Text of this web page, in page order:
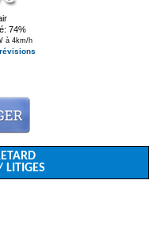
74%
à 4km/h
LITIGES